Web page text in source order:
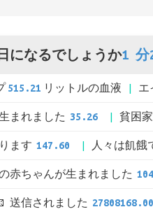
になるでしょうか1 分
515.21 リットルの血液 エ
まれました 35.26 貧困
ます 147.60 人々は飢餓
赤ちゃんが生まれました
送信されました 27808168.00